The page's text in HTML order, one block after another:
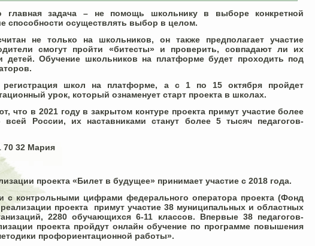
главная задача – не помощь школьнику в выборе конкретной
способности осуществлять выбор в целом.
не только на школьников, он также предполагает участие
смогут пройти «битесты» и проверить, совпадают ли их
детей. Обучение школьников на платформе будет проходить под
регистрация школ на платформе, а с 1 по 15 октября пройдет
урок, который ознаменует старт проекта в школах.
что в 2021 году в закрытом контуре проекта примут участие более
России, их наставниками станут более 5 тысяч педагогов-
70 32 Мария
проекта «Билет в будущее» принимает участие с 2018 года.
с контрольными цифрами федерального оператора проекта (Фонд
проекта примут участие 38 муниципальных и областных
2280 обучающихся 6-11 классов. Впервые 38 педагогов-
проекта пройдут онлайн обучение по программе повышения
профориентационной работы».